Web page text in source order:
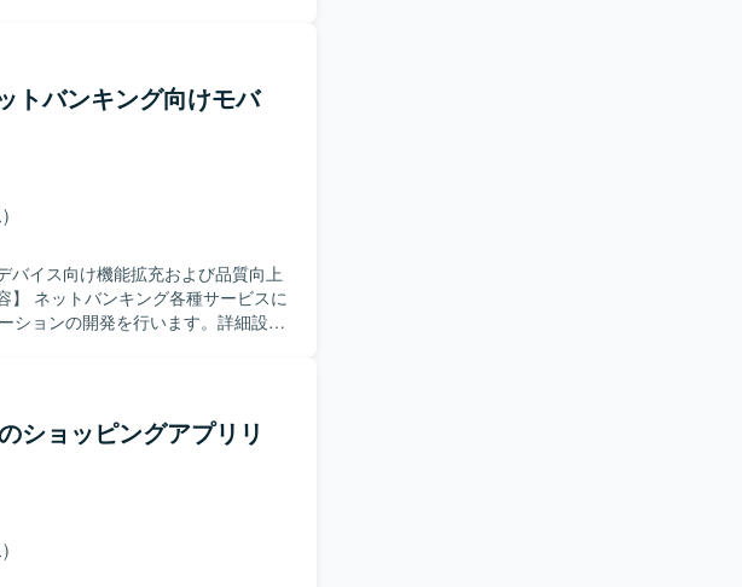
クロスプラットフォーム開発やデ
トバンキング向けモバ
バイス向け機能拡充および品質向上
ションの開発を行います。詳細設計
者とコミュニケーションを取りな
。 【ポジションの魅
、大規模なユーザーを持つサービ
いずれかの専門性を活かしつ
）。
ショッピングアプリリ